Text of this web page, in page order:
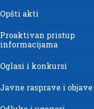
Opšti akti
Proaktivan pristup
informacijama
Oglasi i konkursi
Javne rasprave i objave